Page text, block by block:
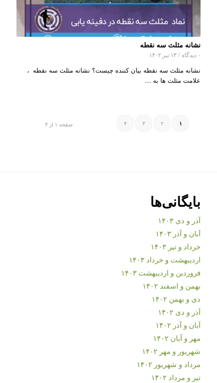
نشانه مثلث سه نقطه
۰ دیدگاه / ۱۳ تیر ۱۴۰۲
نشانه مثلث سه نقطه بیان کننده چیست؟ نشانه مثلث سه نقطه ،
علامت مثلث ها به …
صفحه ۱ از ۴ ۱ ۲ ۳ ۴
بایگانی‌ها
آذر و دی ۱۴۰۳
آبان و آذر ۱۴۰۳
خرداد و تیر ۱۴۰۳
اردیبهشت و خرداد ۱۴۰۳
فروردین و اردیبهشت ۱۴۰۳
بهمن و اسفند ۱۴۰۲
دی و بهمن ۱۴۰۲
آذر و دی ۱۴۰۲
آبان و آذر ۱۴۰۲
مهر و آبان ۱۴۰۲
شهریور و مهر ۱۴۰۲
مرداد و شهریور ۱۴۰۲
تیر و مرداد ۱۴۰۲